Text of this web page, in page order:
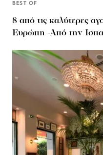
BEST OF
8 από τις καλύτερες
Ευρώπη -Από την